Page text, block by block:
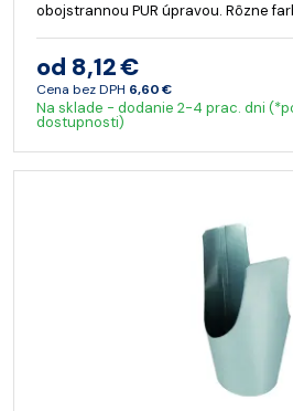
obojstrannou PUR úpravou. Rôzne
od 8,12 €
Cena bez DPH 6,60 €
Na sklade - dodanie 2-4 prac. dni
dostupnosti)